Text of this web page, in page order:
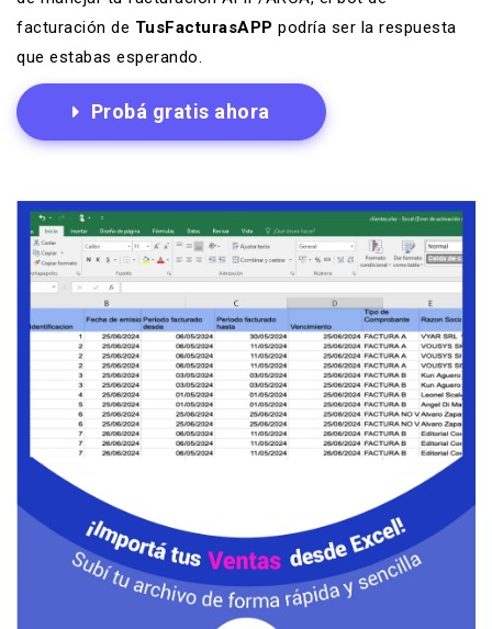
facturación de TusFacturasAPP podría ser la respuesta
que estabas esperando.
Probá gratis ahora